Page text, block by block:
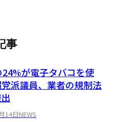
事
が電子タバコを使
派議員、業者の規制法
14日NEWS